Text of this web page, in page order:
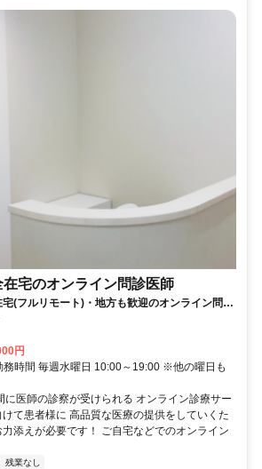
在宅のオンライン問診医師
(フルリモート)・地方も歓迎のオンライン問診
円
務時間 毎週水曜日 10:00～19:00 ※他の曜日も
に医師の診察が受けられる オンライン診療サー
て患者様に 高品質な医療の提供をしていくた
添えが必要です！ ご自宅などでのオンライン
残業なし